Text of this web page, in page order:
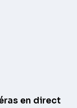
en direct